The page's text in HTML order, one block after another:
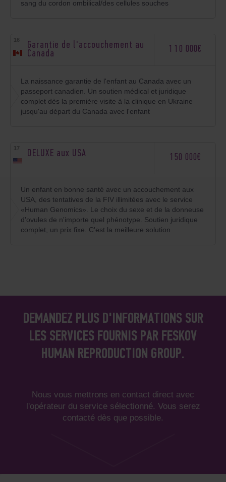
sang du cordon ombilical/des cellules souches
Garantie de l'accouchement au
Canada
La naissance garantie de l'enfant au Canada avec un
passeport canadien. Un soutien médical et juridique
complet dès la première visite à la clinique en Ukraine
jusqu'au départ du Canada avec l'enfant
110 000€
DELUXE aux USA
Un enfant en bonne santé avec un accouchement aux
USA, des tentatives de la FIV illimitées avec le service
«Human Genomics». Le choix du sexe et de la donneuse
d'ovules de n'importe quel phénotype. Soutien juridique
complet, un prix fixe. C'est la meilleure solution
150 000€
DEMANDEZ PLUS D'INFORMATIONS SUR
LES SERVICES FOURNIS PAR FESKOV
HUMAN REPRODUCTION GROUP.
Nous vous mettrons en contact direct avec
l'opérateur du service sélectionné. Vous serez
contacté dès que possible.